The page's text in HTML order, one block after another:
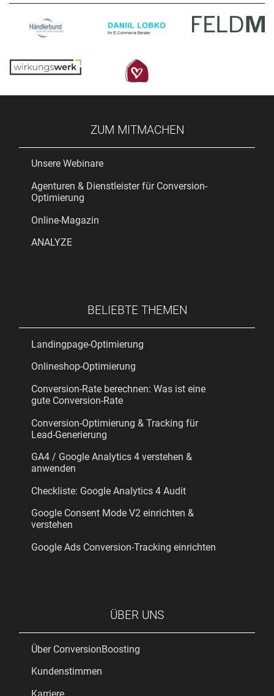
ZUM MITMACHEN
Unsere Webinare
Agenturen & Dienstleister für Conversion-
Optimierung
Online-Magazin
ANALYZE
BELIEBTE THEMEN
Landingpage-Optimierung
Onlineshop-Optimierung
Conversion-Rate berechnen: Was ist eine
gute Conversion-Rate
Conversion-Optimierung & Tracking für
Lead-Generierung
GA4 / Google Analytics 4 verstehen &
anwenden
Checkliste: Google Analytics 4 Audit
Google Consent Mode V2 einrichten &
verstehen
Google Ads Conversion-Tracking einrichten
ÜBER UNS
Über ConversionBoosting
Kundenstimmen